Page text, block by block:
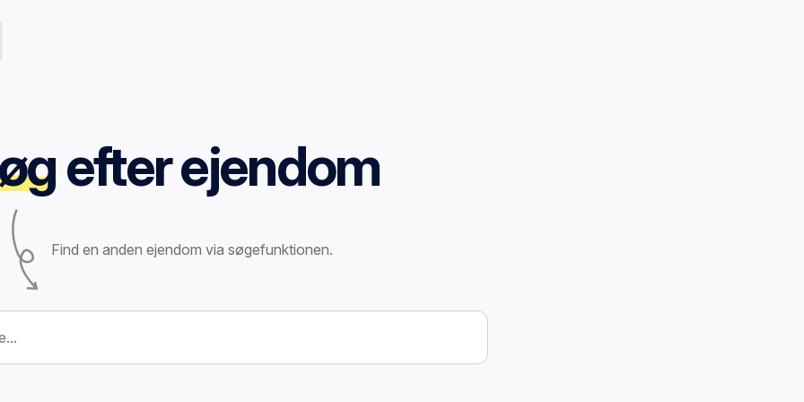
efter ejendom
Find en anden ejendom via søgefunktionen.